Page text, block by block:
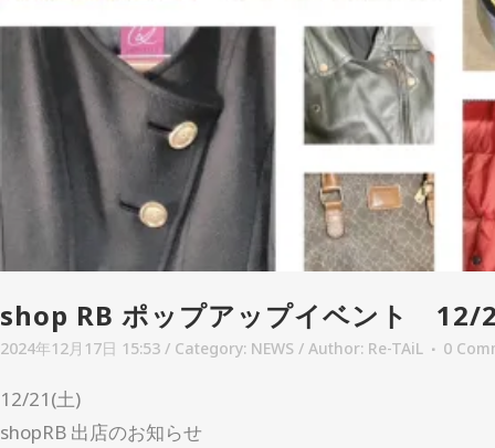
shop RB ポップアップイベント 12/
2024年12月17日 15:53 / Category: NEWS / Author: Re-TAiL 0
12/21(土)
shopRB 出店のお知らせ